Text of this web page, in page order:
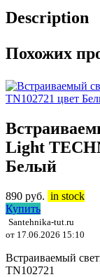
Description
Похожих
Light
Белый
890 руб. in stock
Купить
Santehnika-tut.ru
от 17.06.2026 15:10
Встраиваемый
TN102721